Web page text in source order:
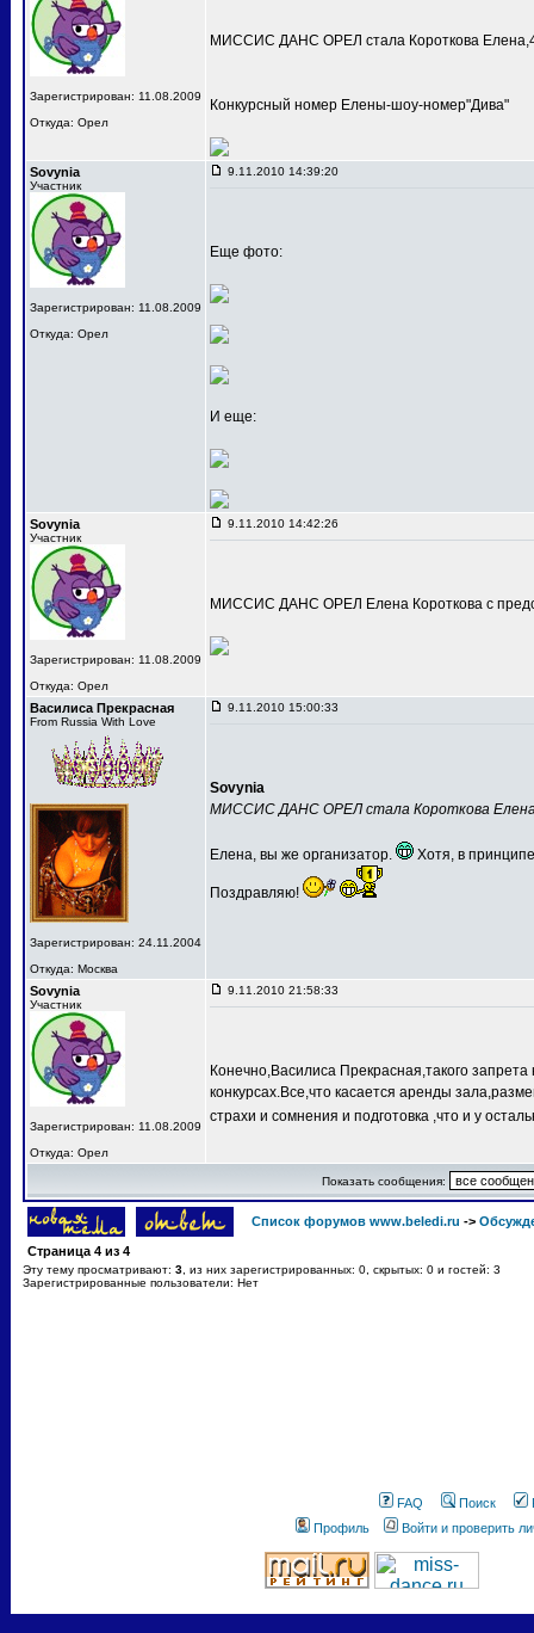
Зарегистрирован: 11.08.2009
Откуда: Орел
МИССИС ДАНС ОРЕЛ стала Короткова
Конкурсный номер Елены-шоу-номер"Дива"
Sovynia
Участник
Зарегистрирован: 11.08.2009
Откуда: Орел
9.11.2010 14:39:20
Еще фото:
И еще:
Sovynia
Участник
Зарегистрирован: 11.08.2009
Откуда: Орел
9.11.2010 14:42:26
МИССИС ДАНС ОРЕЛ Елена Короткова с
Василиса Прекрасная
From Russia With Love
Зарегистрирован: 24.11.2004
Откуда: Москва
9.11.2010 15:00:33
Sovynia
МИССИС ДАНС ОРЕЛ стала Короткова
Елена, вы же организатор. Хотя, в
Поздравляю!
Sovynia
Участник
Зарегистрирован: 11.08.2009
Откуда: Орел
9.11.2010 21:58:33
Конечно,Василиса Прекрасная,такого
конкурсах.Все,что касается аренды
страхи и сомнения и подготовка ,что и у
Показать сообщения:
Список форумов www.beledi.ru ->
Страница 4 из 4
Эту тему просматривают: 3 , из них зарегистрированных: 0, скрытых: 0 и гостей: 3
Зарегистрированные пользователи: Нет
FAQ Поиск
Профиль
Войти и проверить